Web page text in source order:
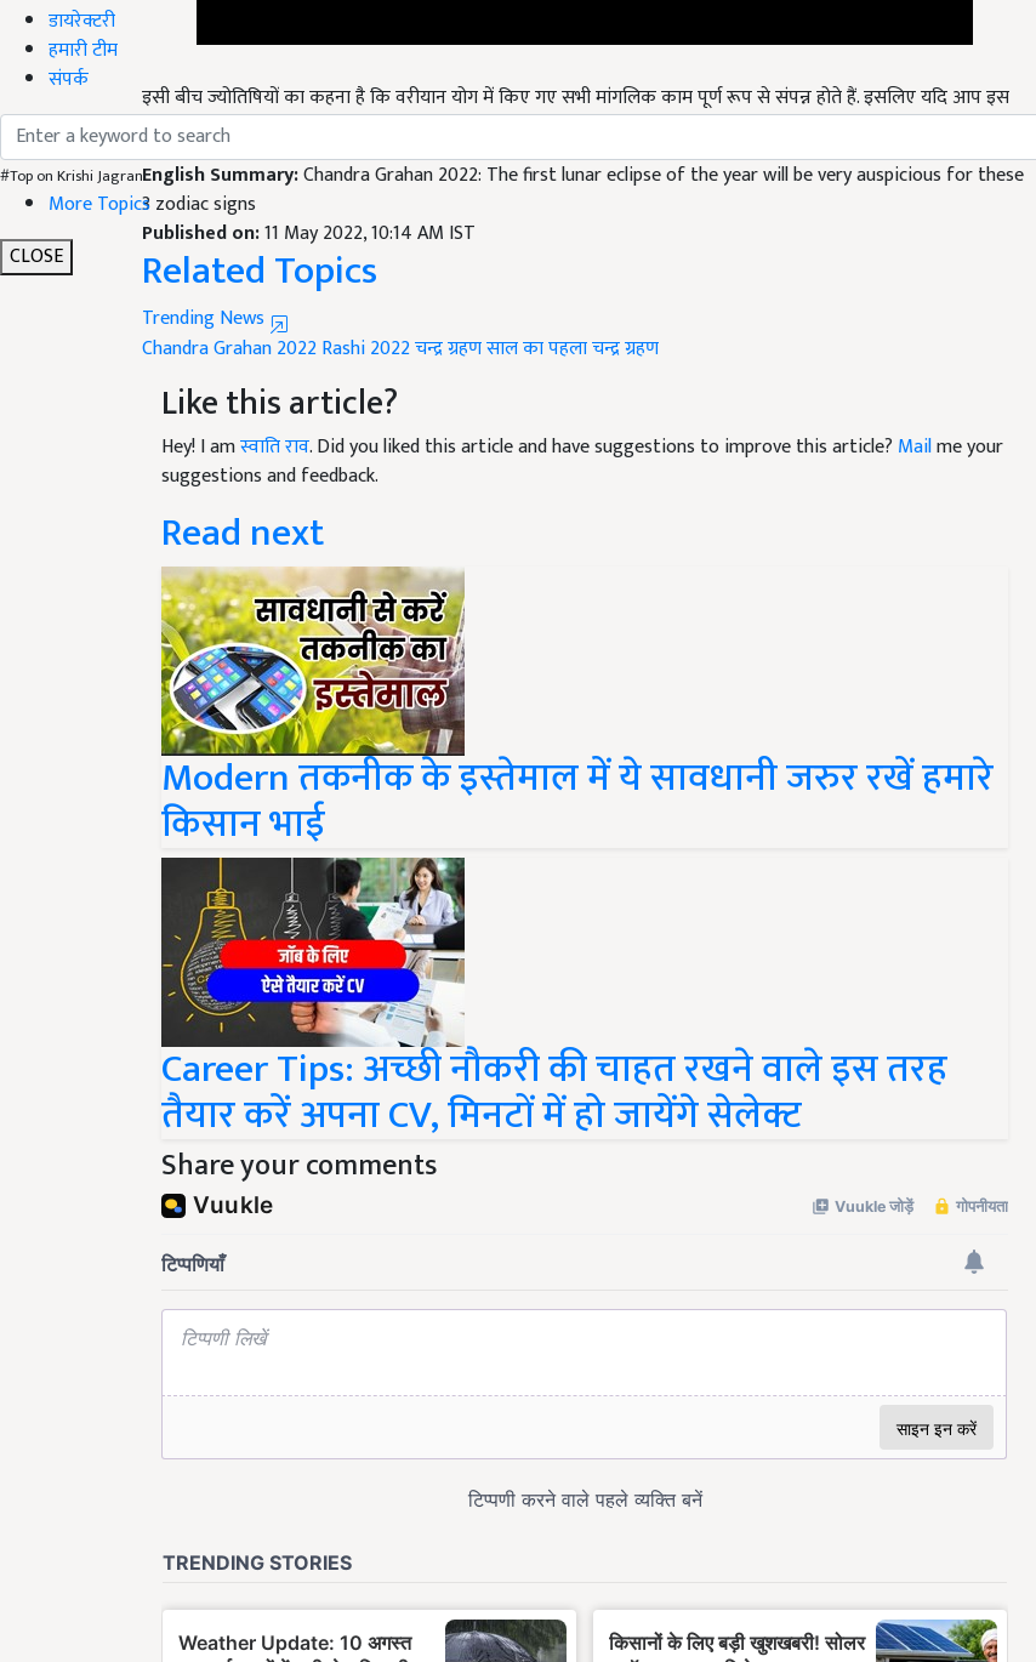
डायरेक्टरी
हमारी टीम
संपर्क
#Top on Krishi Jagran
More Topics
CLOSE
ग्रहण के दौरान कोई पूजन या पाठ करते हैं,तो आपका पूजन सफल होगा.
English Summary:
3 zodiac signs
Published on:
Related Topics
Trending News
Chandra Grahan 2022
Like this article?
Hey! I amस्वाति राव. Did you liked this article and have suggestions to improve this article?
suggestions and feedback.
Read next
Modern तकनीक के इस्तेमाल में ये सावधानी जरुर रखें हमारे
किसान भाई
Career Tips: अच्छी नौकरी की चाहत रखने वाले इस तरह
तैयार करें अपना CV, मिनटों में हो जायेंगे सेलेक्ट
Share your comments